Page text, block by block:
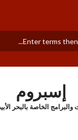
إسبروم
والبرامج الخاصة بالبحر